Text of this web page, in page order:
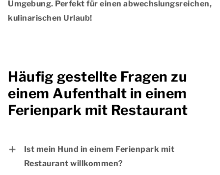
Umgebung. Perfekt für einen abwechslungsreichen,
kulinarischen Urlaub!
Häufig gestellte Fragen zu
einem Aufenthalt in einem
Ferienpark mit Restaurant
Ist mein Hund in einem Ferienpark mit
Restaurant willkommen?